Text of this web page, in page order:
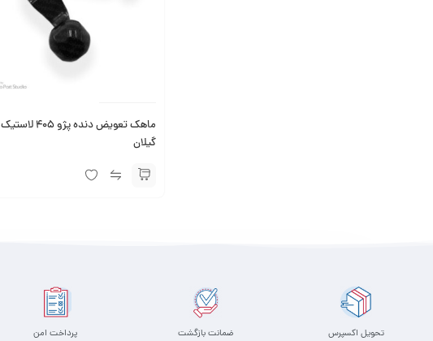
ماهک تعویض دنده پژو 405 لاستیک
گیلان
تحویل اکسپرس ضمانت بازگشت پرداخت امن